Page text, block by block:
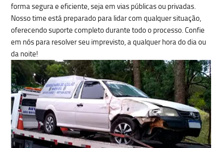
forma segura e eficiente, seja em vias públicas ou privadas.
Nosso time está preparado para lidar com qualquer situação,
oferecendosuporte completodurante todo o processo. Confie
em nós para resolver seu imprevisto, a qualquer hora do dia ou
da noite!